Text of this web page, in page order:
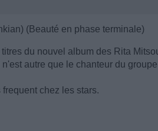
(Beauté en phase terminale)
du nouvel album des Rita
autre que le chanteur du
chez les stars.